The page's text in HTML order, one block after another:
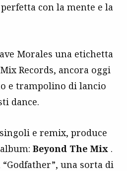
con la mente e la
Morales una etichetta
Records, ancora oggi
e trampolino di lancio
dance.
e remix, produce
Beyond The Mix .
una sorta di